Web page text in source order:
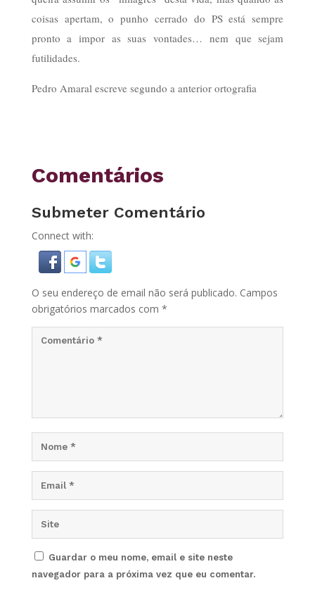
coisas apertam, o punho cerrado do PS está sempre
pronto a impor as suas vontades… nem que sejam
futilidades.
Pedro Amaral escreve segundo a anterior ortografia
Comentários
Submeter Comentário
Connect with:
O seu endereço de email não será publicado. Campos
obrigatórios marcados com *
Guardar o meu nome, email e site neste
navegador para a próxima vez que eu comentar.